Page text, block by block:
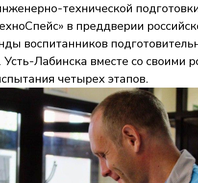
технической
в преддверии
воспитанников
Лабинска вместе со своими
четырех этапов.